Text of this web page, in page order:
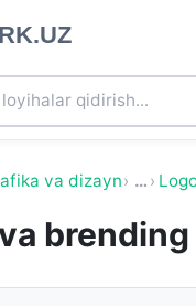
va dizayn …